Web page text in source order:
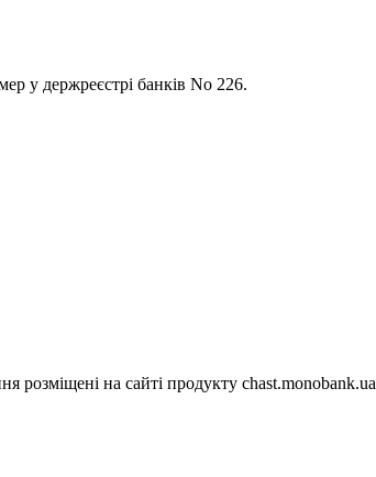
у держреєстрі банків No 226.
розміщені на сайті продукту chast.monobank.ua